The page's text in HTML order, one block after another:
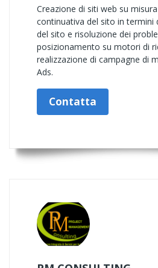
Creazione di siti web su
continuativa del sito in termini
del sito e risoluzione dei
posizionamento su motori di
realizzazione di campagne di
Ads.
Contatta